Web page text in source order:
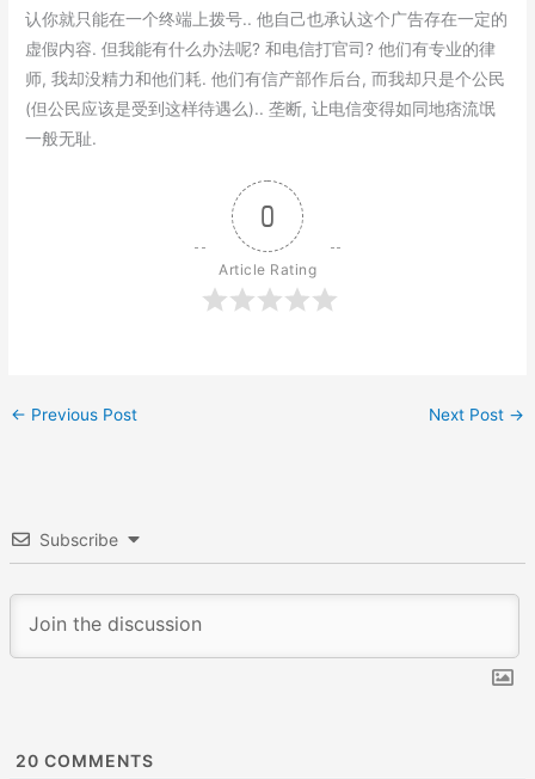
认你就只能在一个终端上拨号.. 他自己也承认这个广告存在一定的
虚假内容. 但我能有什么办法呢? 和电信打官司? 他们有专业的律
师, 我却没精力和他们耗. 他们有信产部作后台, 而我却只是个公民
(但公民应该是受到这样待遇么).. 垄断, 让电信变得如同地痞流氓
一般无耻.
0
Article Rating
← Previous Post Next Post →
Subscribe
20 COMMENTS